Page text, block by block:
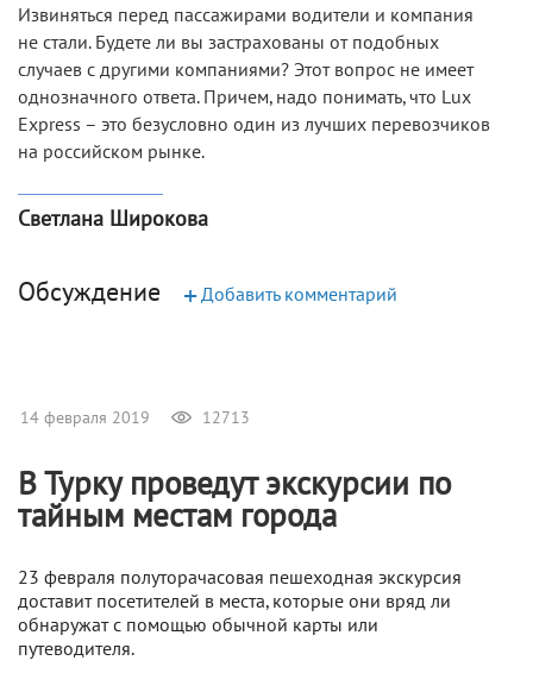
Извиняться перед пассажирами водители и компания
не стали. Будете ли вы застрахованы от подобных
случаев с другими компаниями? Этот вопрос не имеет
однозначного ответа. Причем, надо понимать, что Lux
Express – это безусловно один из лучших перевозчиков
на российском рынке.
Светлана Широкова
Обсуждение +Добавить комментарий
14 февраля 2019 12713
В Турку проведут экскурсии по
тайным местам города
23 февраля полуторачасовая пешеходная экскурсия
доставит посетителей в места, которые они вряд ли
обнаружат с помощью обычной карты или
путеводителя.